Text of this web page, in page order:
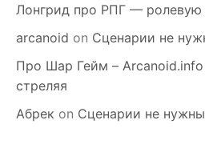
Лонгрид про РПГ — ролевую
arcanoid on Сценарии не
Про Шар Гейм – Arcanoid.info
стреляя
Абрек on Сценарии не нужны